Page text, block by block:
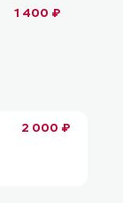
1 400 ₽
2 000 ₽